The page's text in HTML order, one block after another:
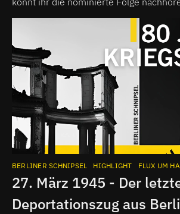
BERLINER SCHNIPSEL HIGHLIGHT FLUX UM
27. März 1945 - Der
Deportationszug aus